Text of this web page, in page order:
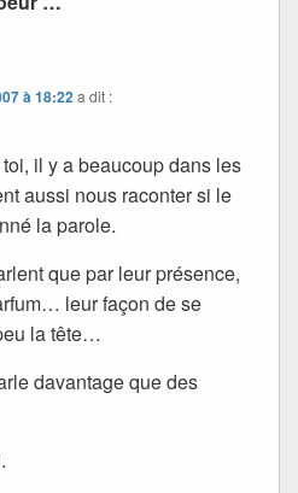
à 18:22a dit :
il y a beaucoup dans les
aussi nous raconter si le
la parole.
que par leur présence,
leur façon de se
la tête…
davantage que des